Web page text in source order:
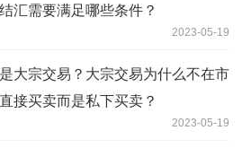
汇需要满足哪些条件？
2023-05-19
大宗交易？大宗交易为什么不在市
接买卖而是私下买卖？
2023-05-19